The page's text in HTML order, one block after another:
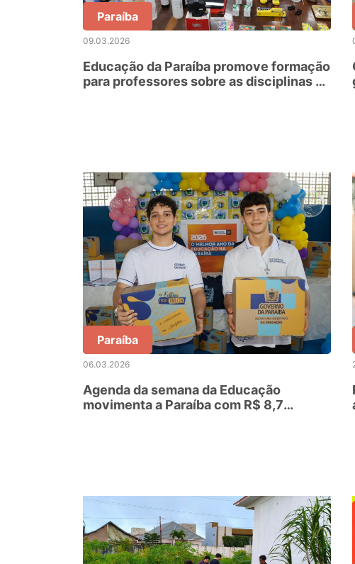
Paraíba
09.03.2026
Educação da Paraíba promove formação
para professores sobre as disciplinas de
Paraíba
06.03.2026
Agenda da semana da Educação
movimenta a Paraíba com R$ 8,7